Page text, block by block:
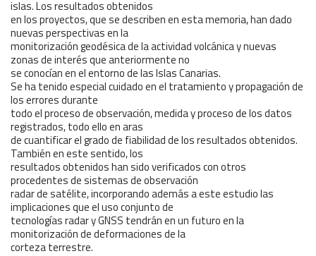
islas. Los resultados obtenidos
en los proyectos, que se describen en esta memoria, han dado
nuevas perspectivas en la
monitorización geodésica de la actividad volcánica y nuevas
zonas de interés que anteriormente no
se conocían en el entorno de las Islas Canarias.
Se ha tenido especial cuidado en el tratamiento y propagación de
los errores durante
todo el proceso de observación, medida y proceso de los datos
registrados, todo ello en aras
de cuantificar el grado de fiabilidad de los resultados obtenidos.
También en este sentido, los
resultados obtenidos han sido verificados con otros
procedentes de sistemas de observación
radar de satélite, incorporando además a este estudio las
implicaciones que el uso conjunto de
tecnologías radar y GNSS tendrán en un futuro en la
monitorización de deformaciones de la
corteza terrestre.